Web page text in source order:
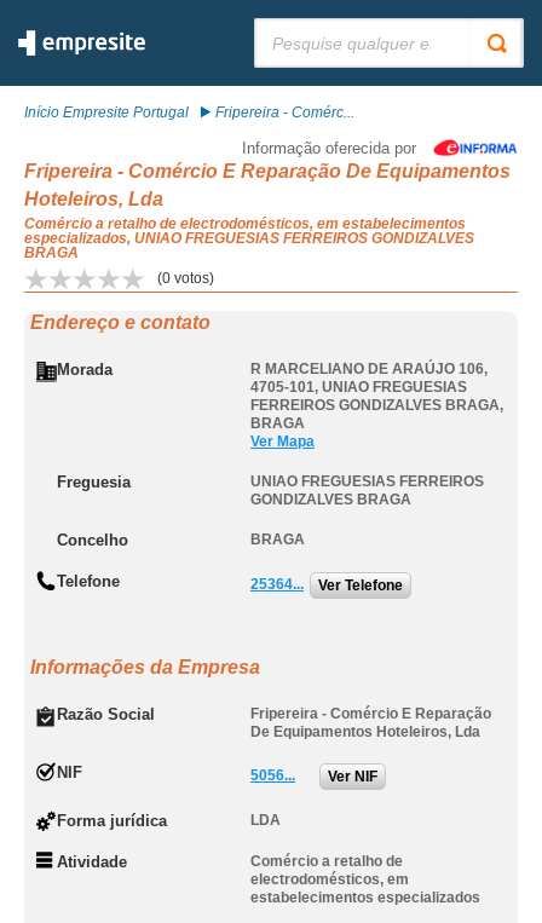
Início Empresite Portugal Fripereira - Comérc...
Informação oferecida por
Fripereira - Comércio E Reparação De Equipamentos
Hoteleiros, Lda
Comércio a retalho de electrodomésticos, em estabelecimentos
especializados, UNIAO FREGUESIAS FERREIROS GONDIZALVES
BRAGA
(0 votos)
Endereço e contato
Morada
R MARCELIANO DE ARAÚJO 106,
4705-101, UNIAO FREGUESIAS
FERREIROS GONDIZALVES BRAGA,
BRAGA
Ver Mapa
Freguesia
UNIAO FREGUESIAS FERREIROS
GONDIZALVES BRAGA
Concelho BRAGA
Telefone 25364... Ver Telefone
Informações da Empresa
Razão Social
Fripereira - Comércio E Reparação
De Equipamentos Hoteleiros, Lda
NIF 5056... Ver NIF
Forma jurídica LDA
Atividade
Comércio a retalho de
electrodomésticos, em
estabelecimentos especializados